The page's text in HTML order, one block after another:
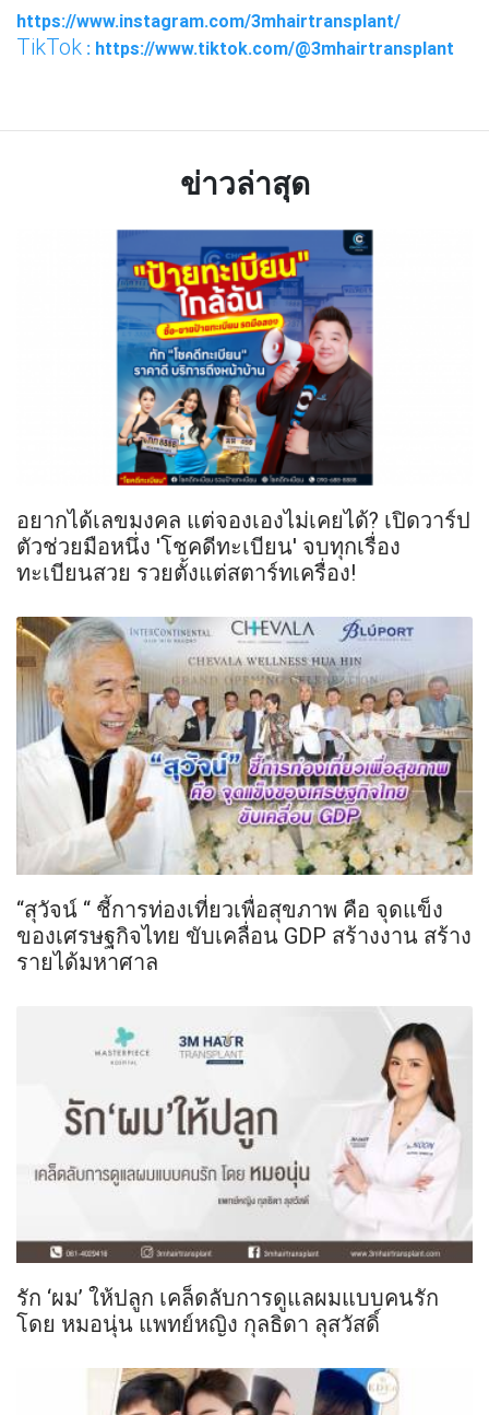
https://www.instagram.com/3mhairtransplant/
TikTok : https://www.tiktok.com/@3mhairtransplant
ข่าวล่าสุด
อยากได้เลขมงคล แต่จองเองไม่เคยได้? เปิดวาร์ป
ตัวช่วยมือหนึ่ง 'โชคดีทะเบียน' จบทุกเรื่อง
ทะเบียนสวย รวยตั้งแต่สตาร์ทเครื่อง!
“สุวัจน์ “ ชี้การท่องเที่ยวเพื่อสุขภาพ คือ จุดแข็ง
ของเศรษฐกิจไทย ขับเคลื่อน GDP สร้างงาน สร้าง
รายได้มหาศาล
รัก ‘ผม’ ให้ปลูก เคล็ดลับการดูแลผมแบบคนรัก
โดย หมอนุ่น แพทย์หญิง กุลธิดา ลุสวัสดิ์